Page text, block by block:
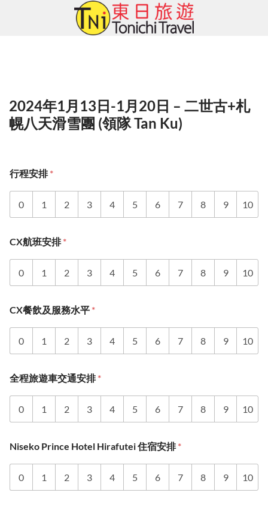
2024年1月13日-1月20日 – 二世古+札
幌八天滑雪團 (領隊 Tan Ku)
行程安排*
0 1 2 3 4 5 6 7 8 9 10
CX航班安排*
0 1 2 3 4 5 6 7 8 9 10
CX餐飲及服務水平 *
0 1 2 3 4 5 6 7 8 9 10
全程旅遊車交通安排*
0 1 2 3 4 5 6 7 8 9 10
Niseko Prince Hotel Hirafutei 住宿安排*
0 1 2 3 4 5 6 7 8 9 10